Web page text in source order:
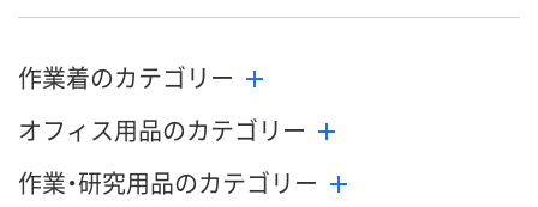
作業着のカテゴリー
オフィス用品のカテゴリー
作業・研究用品のカテゴリー